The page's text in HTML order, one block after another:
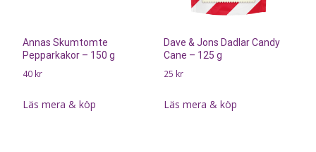
Annas Skumtomte
Pepparkakor – 150 g
40 kr
Läs mera & köp
Dave & Jons Dadlar Candy
Cane – 125 g
25 kr
Läs mera & köp